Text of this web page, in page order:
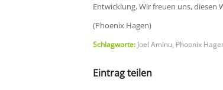
Entwicklung. Wir freuen uns, diesen
(Phoenix Hagen)
Schlagworte: Joel Aminu Phoenix
Eintrag teilen